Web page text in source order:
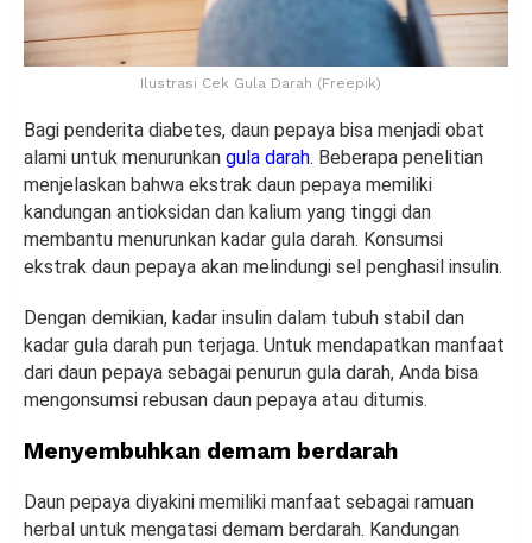
Ilustrasi Cek Gula Darah (Freepik)
Bagi penderita diabetes, daun pepaya bisa menjadi obat
alami untuk menurunkan gula darah. Beberapa penelitian
menjelaskan bahwa ekstrak daun pepaya memiliki
kandungan antioksidan dan kalium yang tinggi dan
membantu menurunkan kadar gula darah. Konsumsi
ekstrak daun pepaya akan melindungi sel penghasil insulin.
Dengan demikian, kadar insulin dalam tubuh stabil dan
kadar gula darah pun terjaga. Untuk mendapatkan manfaat
dari daun pepaya sebagai penurun gula darah, Anda bisa
mengonsumsi rebusan daun pepaya atau ditumis.
Menyembuhkan demam berdarah
Daun pepaya diyakini memiliki manfaat sebagai ramuan
herbal untuk mengatasi demam berdarah. Kandungan